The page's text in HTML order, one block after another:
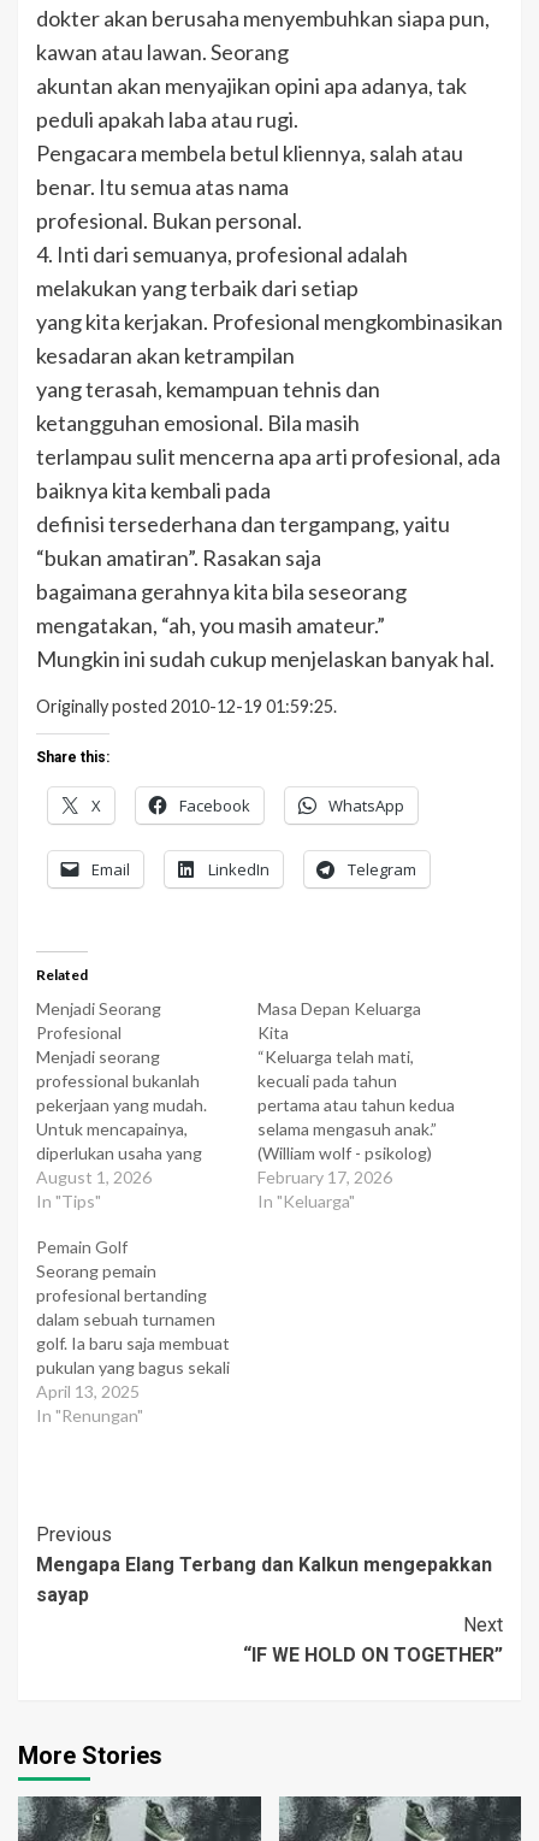
dokter akan berusaha menyembuhkan siapa pun,
kawan atau lawan. Seorang
akuntan akan menyajikan opini apa adanya, tak
peduli apakah laba atau rugi.
Pengacara membela betul kliennya, salah atau
benar. Itu semua atas nama
profesional. Bukan personal.
4. Inti dari semuanya, profesional adalah
melakukan yang terbaik dari setiap
yang kita kerjakan. Profesional mengkombinasikan
kesadaran akan ketrampilan
yang terasah, kemampuan tehnis dan
ketangguhan emosional. Bila masih
terlampau sulit mencerna apa arti profesional, ada
baiknya kita kembali pada
definisi tersederhana dan tergampang, yaitu
“bukan amatiran”. Rasakan saja
bagaimana gerahnya kita bila seseorang
mengatakan, “ah, you masih amateur.”
Mungkin ini sudah cukup menjelaskan banyak hal.
Originally posted 2010-12-19 01:59:25.
Share this:
X Facebook WhatsApp
Email LinkedIn Telegram
Related
Menjadi Seorang
Profesional
Menjadi seorang
professional bukanlah
pekerjaan yang mudah.
Untuk mencapainya,
diperlukan usaha yang
keras, karena ukuran
profesionalitas seseorang
teknis keterampilan atau
keahlian yang dimilikinya,
serta hal-hal yang
berhubungan dengan
sifat, watak, dan
kepribadiannya. Paling
tidak, ada delapan syarat
yang harus dimiliki oleh
August 1, 2026
In "Tips"
Masa Depan Keluarga
Kita
“Keluarga telah mati,
kecuali pada tahun
pertama atau tahun kedua
selama mengasuh anak.”
(William wolf - psikolog)
Para kritikus sosial sedang
punya kesempatan baik
February 17, 2026
In "Keluarga"
Pemain Golf
Seorang pemain
profesional bertanding
dalam sebuah turnamen
golf. Ia baru saja membuat
pukulan yang bagus sekali
yang jatuh di dekat
lapangan hijau. Ketika ia
makanan yang mungkin
dibuang sembarangan
penonton. Bagaimana ia
April 13, 2025
In "Renungan"
Post
Navigation
Previous
Mengapa Elang Terbang dan Kalkun mengepakkan
sayap
Next
“IF WE HOLD ON TOGETHER”
More Stories